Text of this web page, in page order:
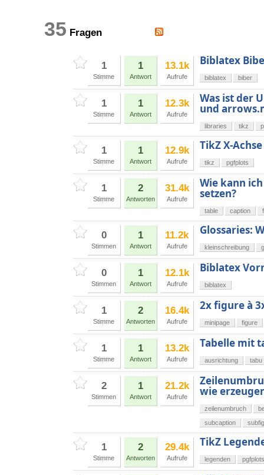
35 Fragen
1
Stimme
1
Antwort
13.1k
Aufrufe
Biblatex
biblatex biber
1
Stimme
1
Antwort
12.3k
Aufrufe
Was ist der
und
libraries tikz
1
Stimme
1
Antwort
12.9k
Aufrufe
TikZ X-
tikz pgfplots
1
Stimme
2
Antworten
31.4k
Aufrufe
Wie kann
setzen?
table caption
0
Stimmen
1
Antwort
11.2k
Aufrufe
Glossaries:
kleinschreibung
0
Stimmen
1
Antwort
12.1k
Aufrufe
Biblatex
biblatex
1
Stimme
2
Antworten
16.4k
Aufrufe
2x figure à
minipage figure
1
Stimme
1
Antwort
13.2k
Aufrufe
Tabelle mit
ausrichtung tabu
2
Stimmen
1
Antwort
21.2k
Aufrufe wie
zeilenumbruch
subcaption
subfig
1
Stimme
2
Antworten
29.4k
Aufrufe
TikZ
legenden pgfplots